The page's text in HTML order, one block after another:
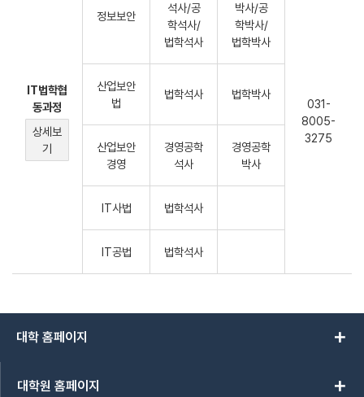
IT법학협
동과정
상세보
기
정보보안
석사/공
학석사/
법학석사
박사/공
학박사/
법학박사
031-
8005-
3275
산업보안
법
법학석사 법학박사
산업보안
경영
경영공학
석사
경영공학
박사
IT사법 법학석사
IT공법 법학석사
대학 홈페이지 add
대학원 홈페이지 add